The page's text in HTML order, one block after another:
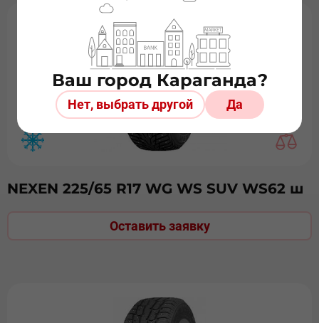
NEXEN 225/65 R17 WG WS SUV WS62 ш
Оставить заявку
Ваш город Караганда?
Нет, выбрать другой Да